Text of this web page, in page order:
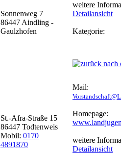
Sonnenweg 7
86447 Aindling -
Gaulzhofen
weitere
Detailansicht
Kategorie:
St.-Afra-Straße 15
86447 Todtenweis
Mobil: 0170
4891870
Mail:
Homepage:
weitere
Detailansicht